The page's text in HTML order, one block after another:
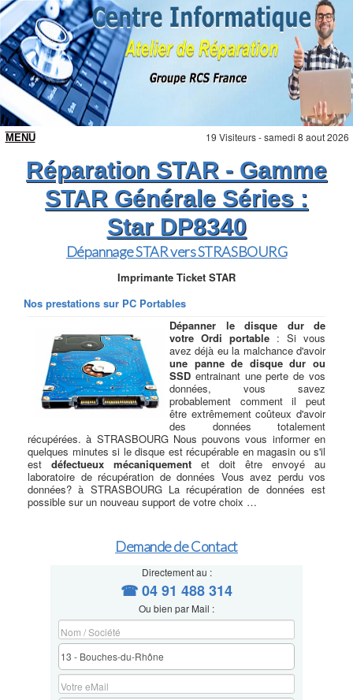
19 Visiteurs - samedi 8 aout 2026
Réparation STAR - Gamme
STAR Générale Séries :
Star DP8340
Dépannage STAR vers STRASBOURG
Imprimante Ticket STAR
Nos prestations sur PC Portables
Dépanner le disque dur de
votre Ordi portable : Si vous
avez déjà eu la malchance d'avoir
une panne de disque dur ou
SSD entrainant une perte de vos
données, vous savez
probablement comment il peut
être extrêmement coûteux d'avoir
des données totalement
récupérées. à STRASBOURG Nous pouvons vous informer en
quelques minutes si le disque est récupérable en magasin ou s'il
est défectueux mécaniquement et doit être envoyé au
laboratoire de récupération de données Vous avez perdu vos
données? à STRASBOURG La récupération de données est
possible sur un nouveau support de votre choix …
Demande de Contact
Directement au :
☎ 04 91 488 314
Ou bien par Mail :